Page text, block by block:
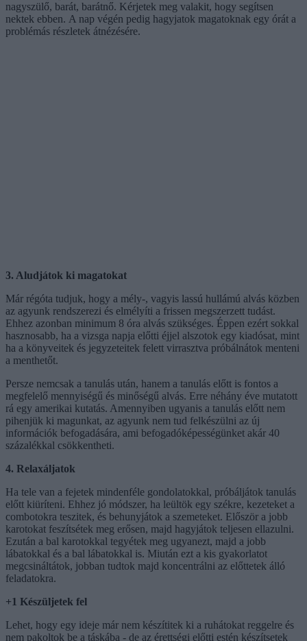
nagyszülő, barát, barátnő. Kérjetek meg valakit, hogy segítsen
nektek ebben. A nap végén pedig hagyjatok magatoknak egy órát a
problémás részletek átnézésére.
3. Aludjátok ki magatokat
Már régóta tudjuk, hogy a mély-, vagyis lassú hullámú alvás közben
az agyunk rendszerezi és elmélyíti a frissen megszerzett tudást.
Ehhez azonban minimum 8 óra alvás szükséges. Éppen ezért sokkal
hasznosabb, ha a vizsga napja előtti éjjel alszotok egy kiadósat, mint
ha a könyveitek és jegyzeteitek felett virrasztva próbálnátok menteni
a menthetőt.
Persze nemcsak a tanulás után, hanem a tanulás előtt is fontos a
megfelelő mennyiségű és minőségű alvás. Erre néhány éve mutatott
rá egy amerikai kutatás. Amennyiben ugyanis a tanulás előtt nem
pihenjük ki magunkat, az agyunk nem tud felkészülni az új
információk befogadására, ami befogadóképességünket akár 40
százalékkal csökkentheti.
4. Relaxáljatok
Ha tele van a fejetek mindenféle gondolatokkal, próbáljátok tanulás
előtt kiüríteni. Ehhez jó módszer, ha leültök egy székre, kezeteket a
combotokra teszitek, és behunyjátok a szemeteket. Először a jobb
karotokat feszítsétek meg erősen, majd hagyjátok teljesen ellazulni.
Ezután a bal karotokkal tegyétek meg ugyanezt, majd a jobb
lábatokkal és a bal lábatokkal is. Miután ezt a kis gyakorlatot
megcsináltátok, jobban tudtok majd koncentrálni az előttetek álló
feladatokra.
+1 Készüljetek fel
Lehet, hogy egy ideje már nem készítitek ki a ruhátokat reggelre és
nem pakoltok be a táskába - de az érettségi előtti estén készítsetek